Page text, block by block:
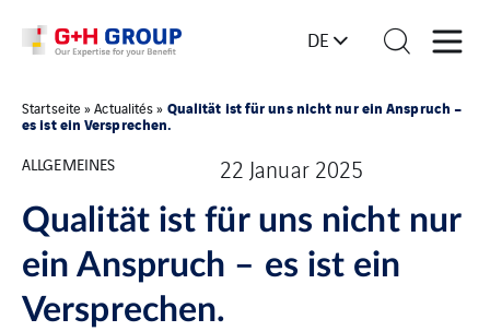
DE
Startseite »Actualités» Qualität ist für uns nicht nur ein Anspruch –
es ist ein Versprechen.
ALLGEMEINES
22 Januar 2025
Qualität ist für uns nicht nur
ein Anspruch – es ist ein
Versprechen.